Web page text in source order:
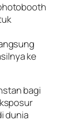
ke
bagi
dunia